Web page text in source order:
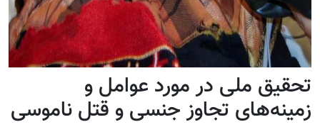
تحقیق ملی در مورد عوامل و
زمینه‌های تجاوز جنسی و قتل ناموسی